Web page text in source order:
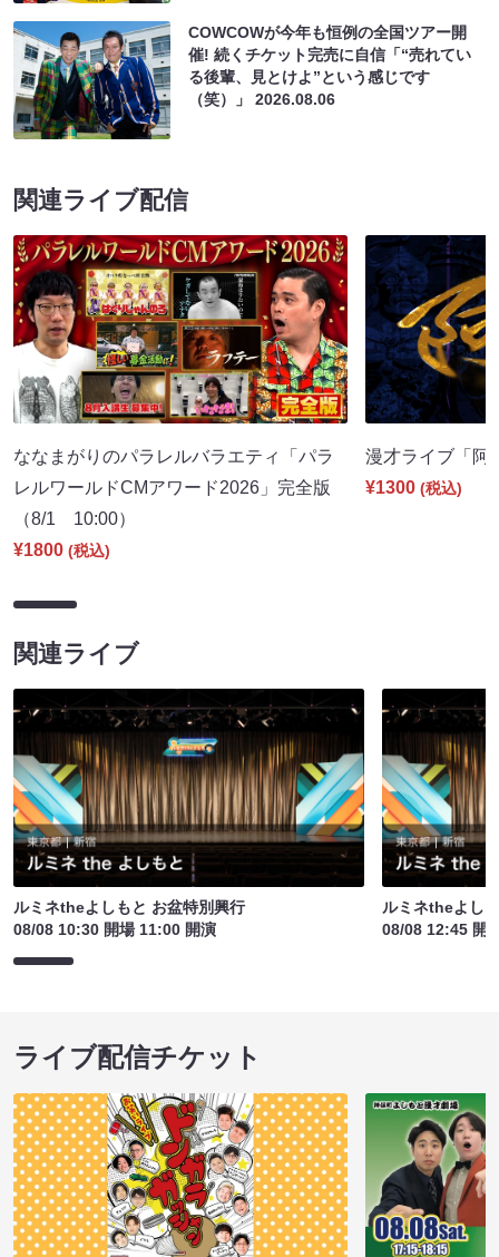
COWCOWが今年も恒例の全国ツアー開
催! 続くチケット完売に自信「“売れてい
る後輩、見とけよ”という感じです
（笑）」2026.08.06
関連ライブ配信
ななまがりのパラレルバラエティ「パラ
レルワールドCMアワード2026」完全版
（8/1 10:00）
¥1800 (税込)
漫才ライブ「
¥1300 (税込)
関連ライブ
ルミネtheよしもと お盆特別興行
08/08 10:30 開場 11:00 開演
ルミネtheよし
08/08 12:45 開
ライブ配信チケット